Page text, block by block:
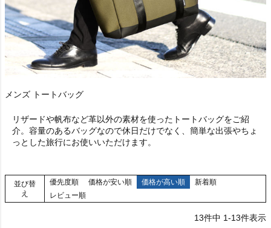
メンズ トートバッグ
リザードや帆布など革以外の素材を使ったトートバッグをご紹
介。容量のあるバッグなので休日だけでなく、簡単な出張やちょ
っとした旅行にお使いいただけます。
並び替
え
優先度順 価格が安い順 価格が高い順
新着順
レビュー順
13件中 1-13件表示